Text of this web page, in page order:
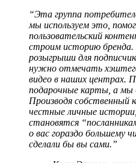
“Эта группа
мы используем это,
пользовательский
строим историю
розыгрыши для
нужно отмечать
видео в наших центрах.
подарочные карты, а мы
Производя собственный
честные личные
становятся
о вас гораздо большему
сделали бы вы сами.”